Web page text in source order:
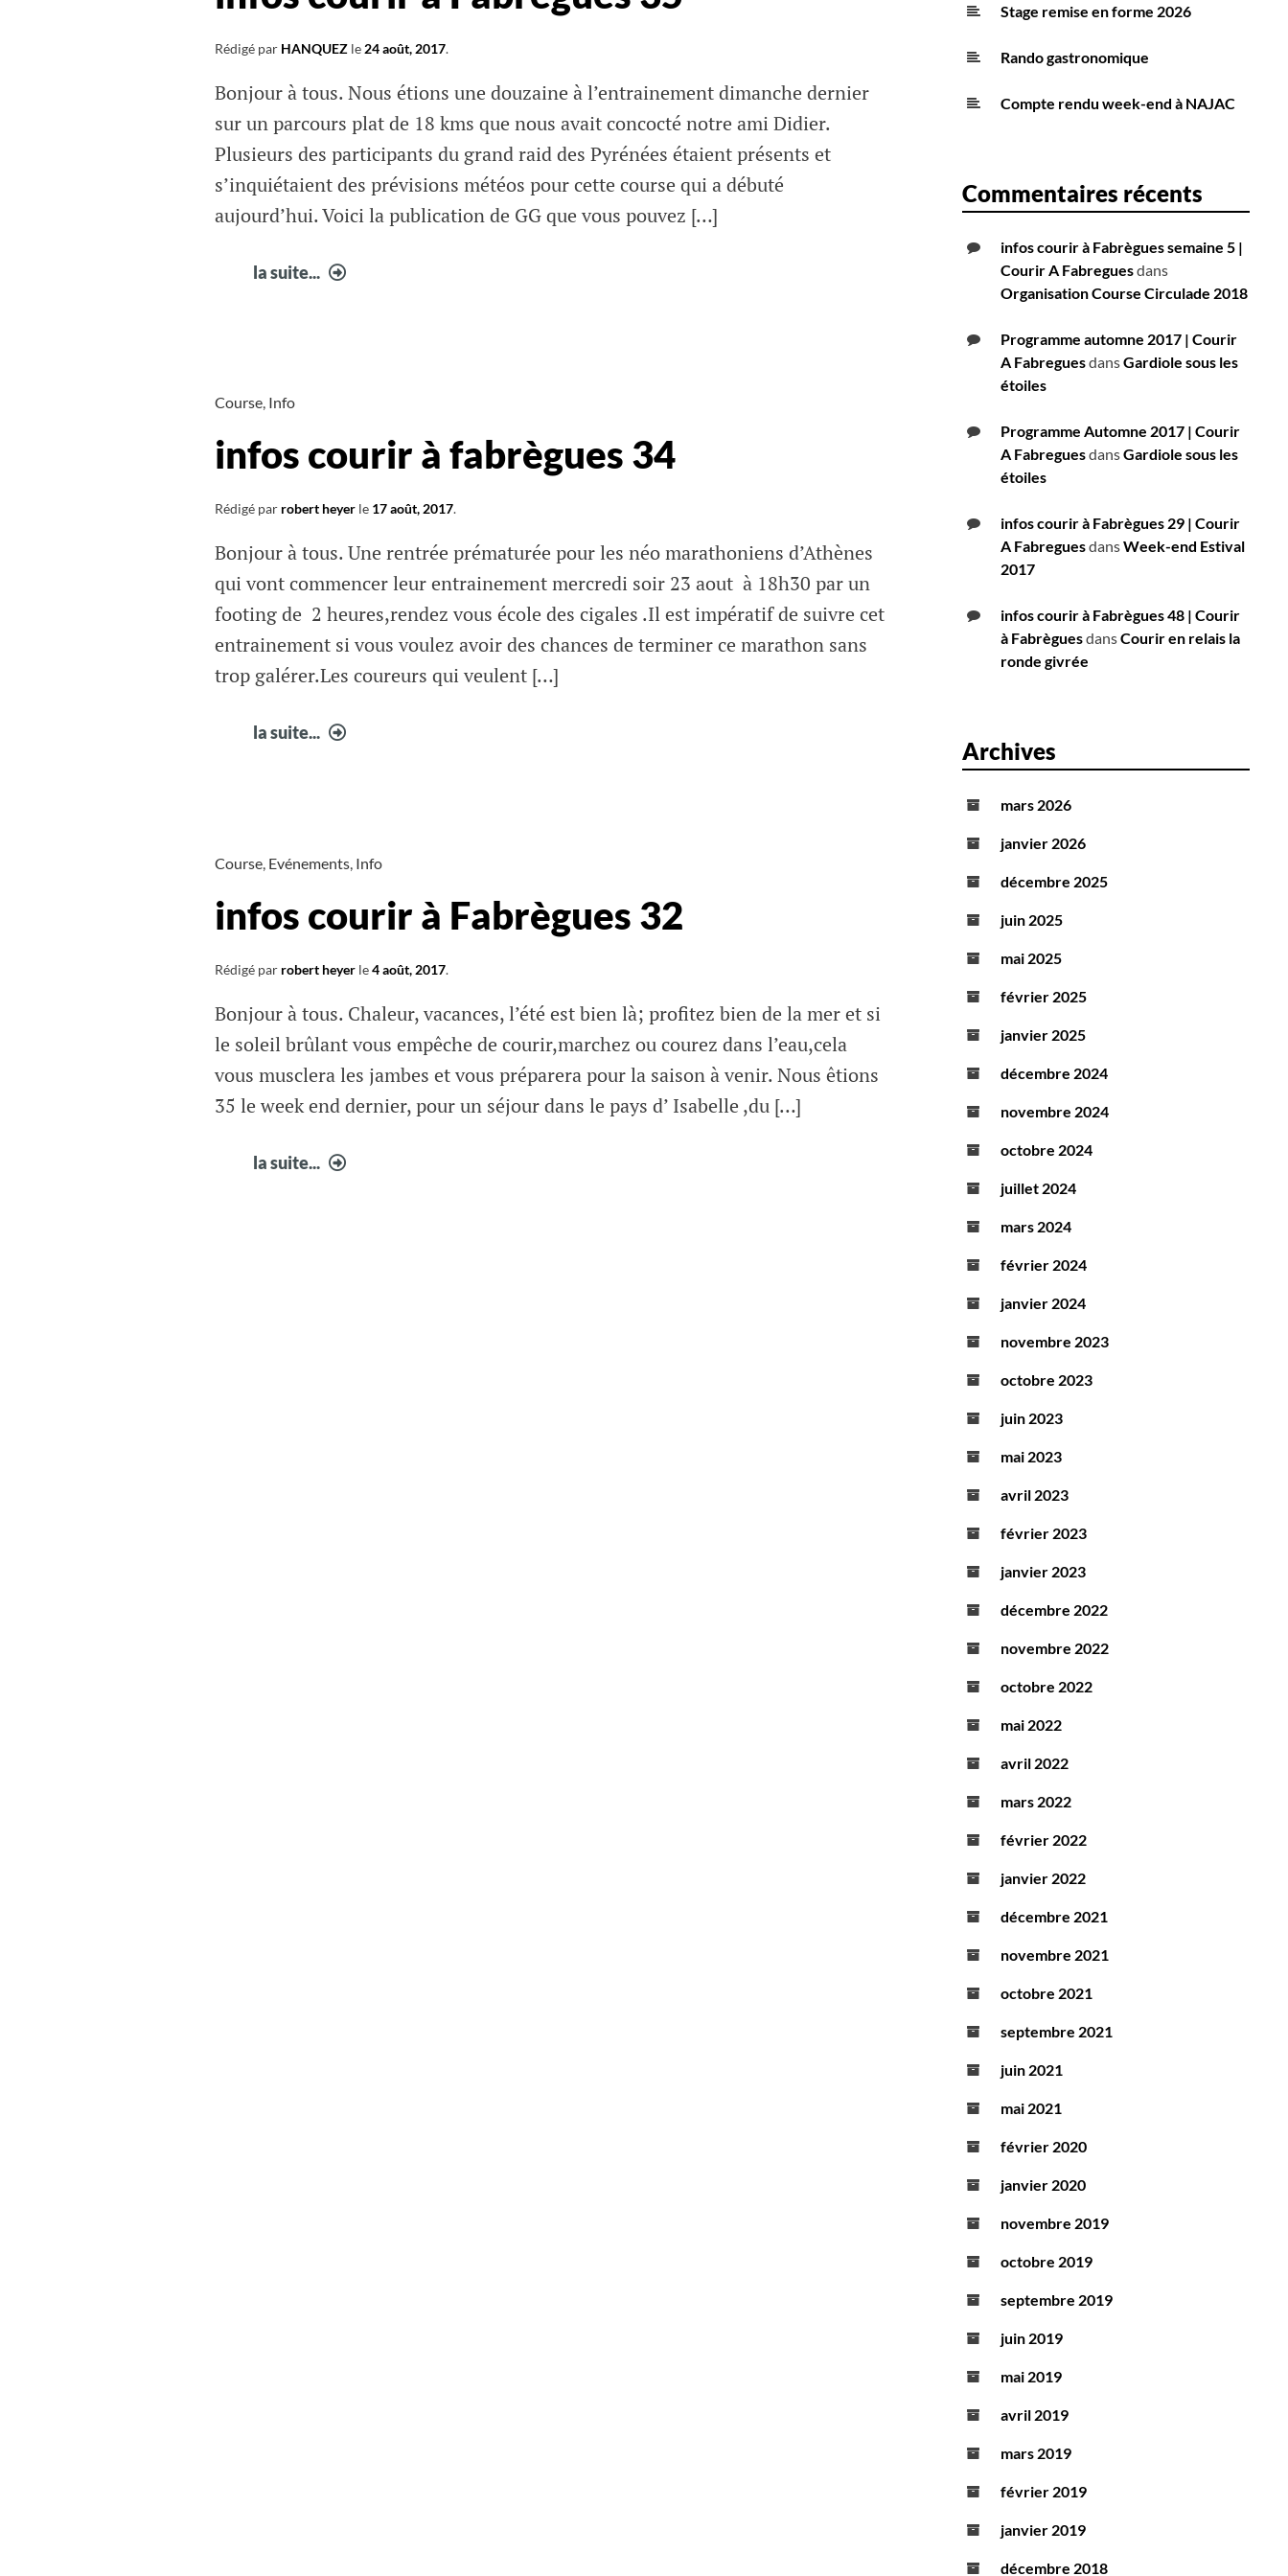
Rédigé par HANQUEZ le 24 août, 2017.
Bonjour à tous. Nous étions une douzaine à l’entrainement dimanche dernier
sur un parcours plat de 18 kms que nous avait concocté notre ami Didier.
Plusieurs des participants du grand raid des Pyrénées étaient présents et
s’inquiétaient des prévisions météos pour cette course qui a débuté
aujourd’hui. Voici la publication de GG que vous pouvez […]
la suite...
Course, Info
infos courir à fabrègues 34
Rédigé par robert heyer le 17 août, 2017.
Bonjour à tous. Une rentrée prématurée pour les néo marathoniens d’Athènes
qui vont commencer leur entrainement mercredi soir 23 aout à 18h30 par un
footing de 2 heures,rendez vous école des cigales .Il est impératif de suivre cet
entrainement si vous voulez avoir des chances de terminer ce marathon sans
trop galérer.Les coureurs qui veulent […]
la suite...
Course, Evénements, Info
infos courir à Fabrègues 32
Rédigé par robert heyer le4 août, 2017.
Bonjour à tous. Chaleur, vacances, l’été est bien là; profitez bien de la mer et si
le soleil brûlant vous empêche de courir,marchez ou courez dans l’eau,cela
vous musclera les jambes et vous préparera pour la saison à venir. Nous êtions
35 le week end dernier, pour un séjour dans le pays d’ Isabelle ,du […]
la suite...
Stage remise en forme 2026
Rando gastronomique
Compte rendu week-end à NAJAC
Commentaires récents
infos courir à Fabrègues semaine 5 |
Courir A Fabreguesdans
Organisation Course Circulade 2018
Programme automne 2017 | Courir
A FabreguesdansGardiole sous les
étoiles
Programme Automne 2017 | Courir
A FabreguesdansGardiole sous les
étoiles
infos courir à Fabrègues 29 | Courir
A FabreguesdansWeek-end Estival
2017
infos courir à Fabrègues 48 | Courir
à FabrèguesdansCourir en relais la
ronde givrée
Archives
mars 2026
janvier 2026
décembre 2025
juin 2025
mai 2025
février 2025
janvier 2025
décembre 2024
novembre 2024
octobre 2024
juillet 2024
mars 2024
février 2024
janvier 2024
novembre 2023
octobre 2023
juin 2023
mai 2023
avril 2023
février 2023
janvier 2023
décembre 2022
novembre 2022
octobre 2022
mai 2022
avril 2022
mars 2022
février 2022
janvier 2022
décembre 2021
novembre 2021
octobre 2021
septembre 2021
juin 2021
mai 2021
février 2020
janvier 2020
novembre 2019
octobre 2019
septembre 2019
juin 2019
mai 2019
avril 2019
mars 2019
février 2019
janvier 2019
décembre 2018